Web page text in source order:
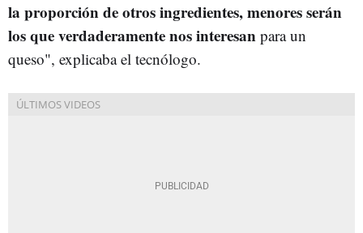
la proporción de otros ingredientes, menores serán
los que verdaderamente nos interesan para un
queso", explicaba el tecnólogo.